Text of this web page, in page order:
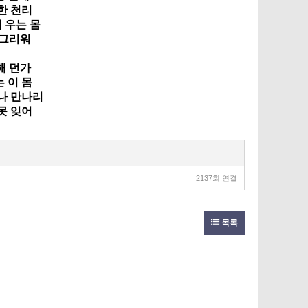
천리
우는 몸
리워
던가
이 몸
만나리
잊어
2137회 연결
목록